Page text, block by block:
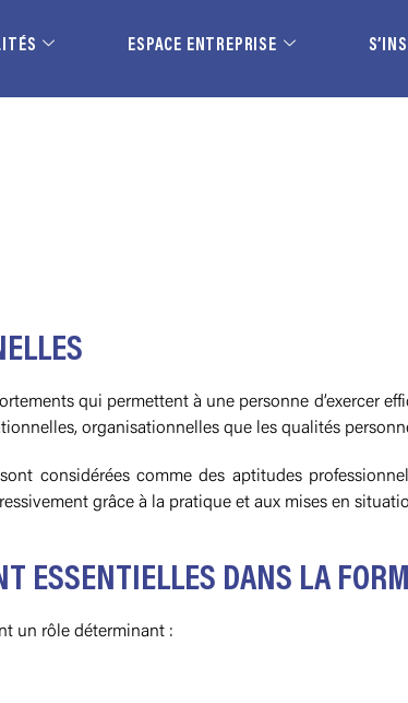
ESPACE ENTREPRISE
qui permettent à une personne d’exercer
organisationnelles que les qualités
considérées comme des aptitudes
grâce à la pratique et aux mises en
ESSENTIELLES DANS LA
un rôle déterminant :